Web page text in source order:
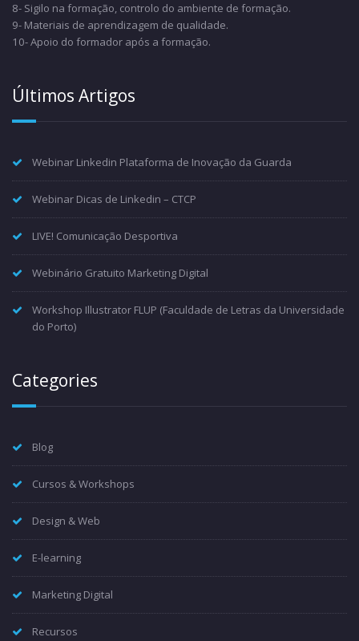
8- Sigilo na formação, controlo do ambiente de formação.
9- Materiais de aprendizagem de qualidade.
10- Apoio do formador após a formação.
Últimos Artigos
Webinar Linkedin Plataforma de Inovação da Guarda
Webinar Dicas de Linkedin – CTCP
LIVE! Comunicação Desportiva
Webinário Gratuito Marketing Digital
Workshop Illustrator FLUP (Faculdade de Letras da Universidade
do Porto)
Categories
Blog
Cursos & Workshops
Design & Web
E-learning
Marketing Digital
Recursos